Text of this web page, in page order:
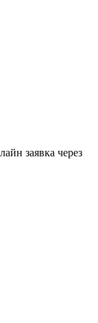
заявка через